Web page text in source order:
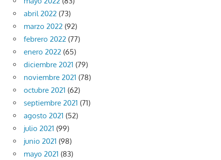
abril 2022 (73)
marzo 2022 (92)
febrero 2022 (77)
enero 2022 (65)
diciembre 2021 (79)
noviembre 2021 (78)
octubre 2021 (62)
septiembre 2021 (71)
agosto 2021 (52)
julio 2021 (99)
junio 2021 (98)
mayo 2021 (83)